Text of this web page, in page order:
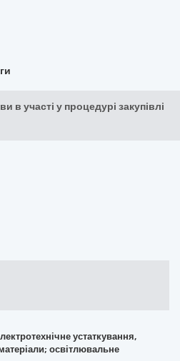
в участі у процедурі закупівлі
устаткування,
освітлювальне